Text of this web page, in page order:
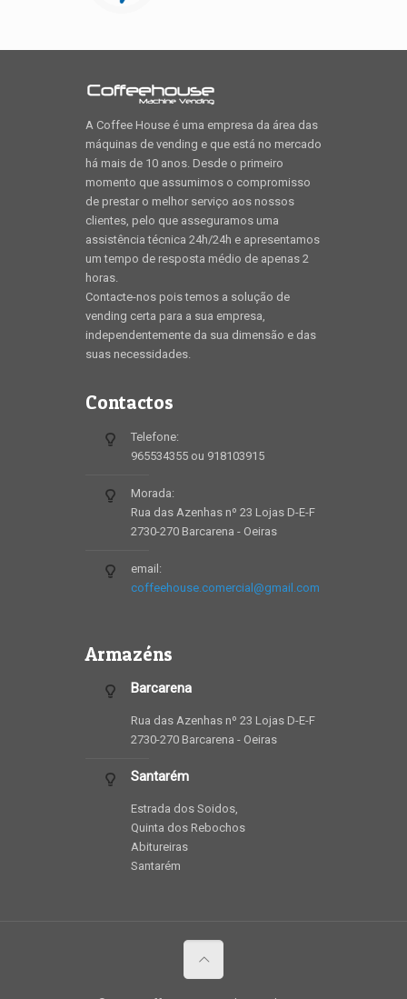
A Coffee House é uma empresa da área das
máquinas de vending e que está no mercado
há mais de 10 anos. Desde o primeiro
momento que assumimos o compromisso
de prestar o melhor serviço aos nossos
clientes, pelo que asseguramos uma
assistência técnica 24h/24h e apresentamos
um tempo de resposta médio de apenas 2
horas.
Contacte-nos pois temos a solução de
vending certa para a sua empresa,
independentemente da sua dimensão e das
suas necessidades.
Contactos
Telefone:
965534355 ou 918103915
Morada:
Rua das Azenhas nº 23 Lojas D-E-F
2730-270 Barcarena - Oeiras
email:
coffeehouse.comercial@gmail.com
Armazéns
Barcarena
Rua das Azenhas nº 23 Lojas D-E-F
2730-270 Barcarena - Oeiras
Santarém
Estrada dos Soidos,
Quinta dos Rebochos
Abitureiras
Santarém